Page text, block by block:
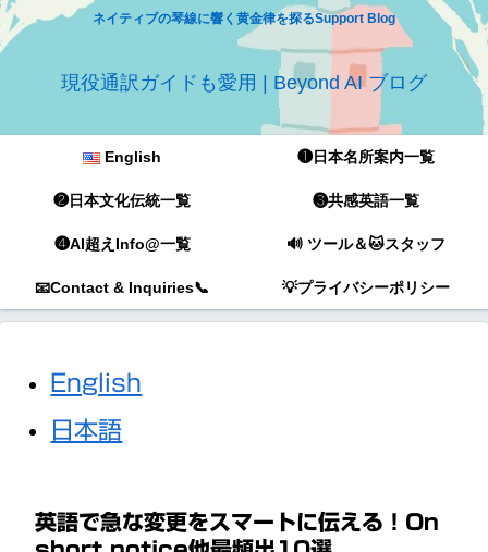
ネイティブの琴線に響く黄金律を探るSupport Blog
現役通訳ガイドも愛用 | Beyond AI ブログ
English ❶日本名所案内一覧
❷日本文化伝統一覧 ❸共感英語一覧
❹AI超えInfo@一覧 🔊 ツール＆🐱スタッフ
📧Contact & Inquiries📞 💡プライバシーポリシー
English
日本語
英語で急な変更をスマートに伝える！On